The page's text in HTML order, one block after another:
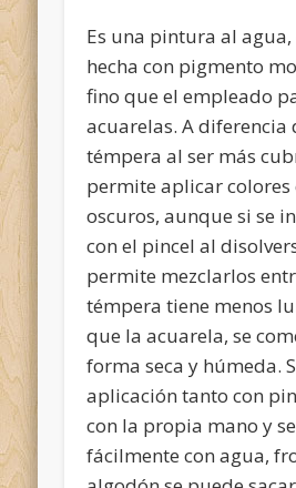
Es una pintura al agua,
hecha con pigmento
fino que el empleado
acuarelas. A diferencia
témpera al ser más
permite aplicar colores
oscuros, aunque si se
con el pincel al
permite mezclarlos
témpera tiene menos
que la acuarela, se
forma seca y húmeda.
aplicación tanto con
con la propia mano y
fácilmente con agua,